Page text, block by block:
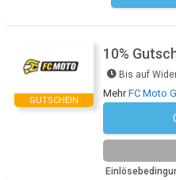
GUTSCHEIN
10%
Bis auf
MehrFC Moto